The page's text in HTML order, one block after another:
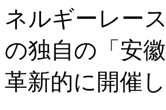
ネルギーレー
の独自の「安
革新的に開催し